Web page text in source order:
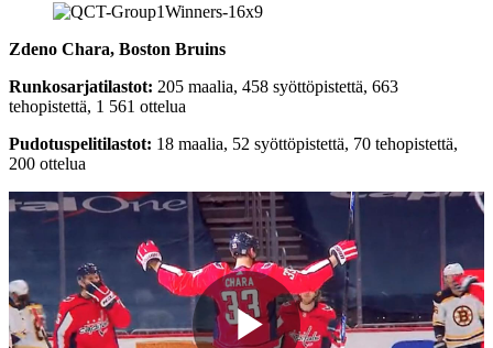
Zdeno Chara, Boston Bruins
Runkosarjatilastot: 205 maalia, 458 syöttöpistettä, 663
tehopistettä, 1 561 ottelua
Pudotuspelitilastot: 18 maalia, 52 syöttöpistettä, 70 tehopistettä,
200 ottelua